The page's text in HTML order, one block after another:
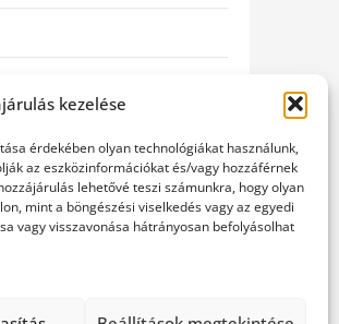
kezelése
érdekében olyan technológiákat használunk,
az eszközinformációkat és/vagy hozzáférnek
lehetővé teszi számunkra, hogy olyan
mint a böngészési viselkedés vagy az egyedi
vagy visszavonása hátrányosan befolyásolhat